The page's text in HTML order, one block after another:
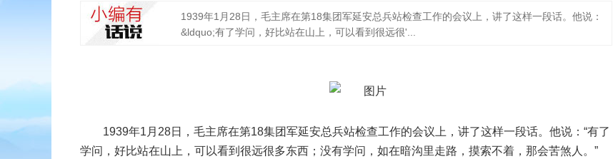
1939年1月28日，毛主席在第18集团军延安总兵站检查工作的会议上，讲了这样一段话。他说：
&ldquo;有了学问，好比站在山上，可以看到很远很'...
1939年1月28日，毛主席在第18集团军延安总兵站检查工作的会议上，讲了这样一段话。他说：“有了
学问，好比站在山上，可以看到很远很多东西；没有学问，如在暗沟里走路，摸索不着，那会苦煞人。”